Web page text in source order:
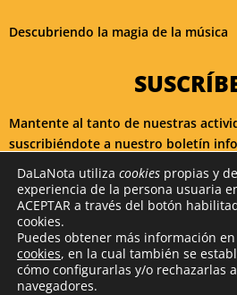
Descubriendo la magia de la música
Mantente al tanto de nuestras
suscribiéndote a nuestro boletín
¡ME
2026 DaLaNota. Diseño y
DaLaNota utiliza cookies propias y
experiencia de la persona usuaria
ACEPTAR a través del botón
cookies.
Puedes obtener más información
cookies, en la cual también se
cómo configurarlas y/o rechazarlas
navegadores.